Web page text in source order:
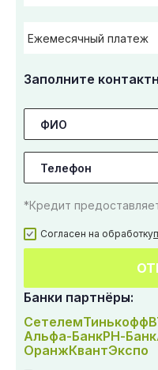
Ежемесячный платеж
Заполните
*Кредит
Согласен на обработку
Банки партнёры:
СетелемТинькофф
Альфа-БанкРН-Банк
ОранжКвантЭкспо